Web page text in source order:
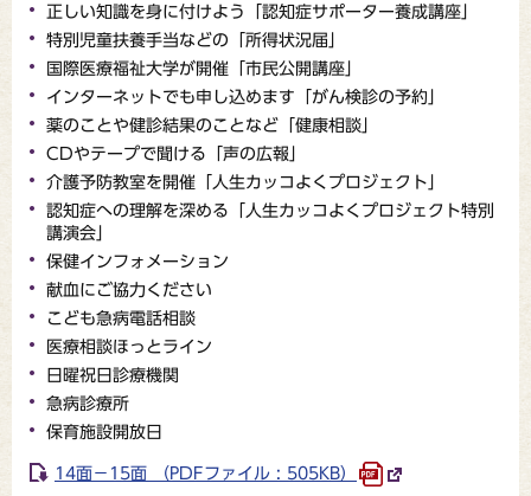
正しい知識を身に付けよう「認知症サポーター養成講座」
特別児童扶養手当などの「所得状況届」
国際医療福祉大学が開催「市民公開講座」
インターネットでも申し込めます「がん検診の予約」
薬のことや健診結果のことなど「健康相談」
CDやテープで聞ける「声の広報」
介護予防教室を開催「人生カッコよくプロジェクト」
認知症への理解を深める「人生カッコよくプロジェクト特別
講演会」
保健インフォメーション
献血にご協力ください
こども急病電話相談
医療相談ほっとライン
日曜祝日診療機関
急病診療所
保育施設開放日
14面－15面 （PDFファイル : 505KB）